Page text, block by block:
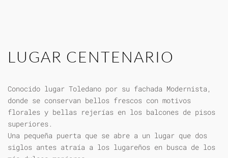
LUGAR CENTENARIO
Conocido lugar Toledano por su fachada Modernista,
donde se conservan bellos frescos con motivos
florales y bellas rejerías en los balcones de pisos
superiores.
Una pequeña puerta que se abre a un lugar que dos
siglos antes atraía a los lugareños en busca de los